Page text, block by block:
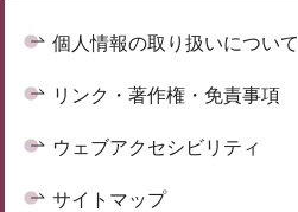
個人情報の取り扱いについて
リンク・著作権・免責事項
ウェブアクセシビリティ
サイトマップ